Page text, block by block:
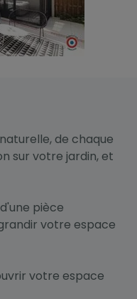
de chaque
sur votre jardin, et
pièce
votre espace
votre espace